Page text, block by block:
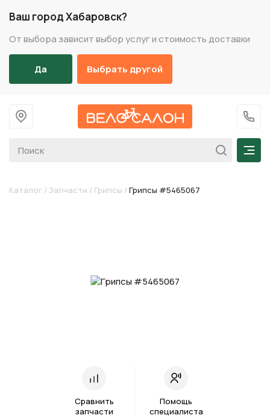
Ваш город Хабаровск?
От выбора зависит выбор услуг и стоимость доставки
Да Выбрать другой
На главную
+7
Каталог / Запчасти / Грипсы / Грипсы #5465067
Сравнить
запчасти
Помощь
специалиста